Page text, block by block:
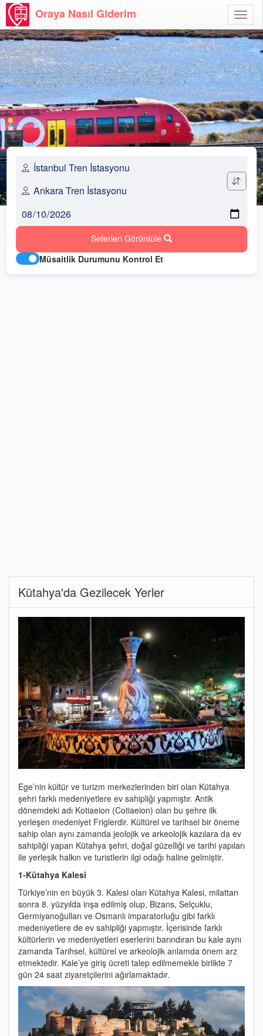
Aç
Oraya Nasıl Giderim
Seferleri Görüntüle
Müsaitlik Durumunu Kontrol Et
Kütahya'da Gezilecek Yerler
Ege’nin kültür ve turizm merkezlerinden biri olan Kütahya
şehri farklı medeniyetlere ev sahipliği yapmıştır. Antik
dönemdeki adı Kotiaeion (Cotiaeion) olan bu şehre ilk
yerleşen medeniyet Friglerdir. Kültürel ve tarihsel bir öneme
sahip olan aynı zamanda jeolojik ve arkeolojik kazılara da ev
sahipliği yapan Kütahya şehri, doğal güzelliği ve tarihi yapıları
ile yerleşik halkın ve turistlerin ilgi odağı haline gelmiştir.
1-Kütahya Kalesi
Türkiye’nin en büyük 3. Kalesi olan Kütahya Kalesi, milattan
sonra 8. yüzyılda inşa edilmiş olup, Bizans, Selçuklu,
Germiyanoğulları ve Osmanlı imparatorluğu gibi farklı
medeniyetlere de ev sahipliği yapmıştır. İçerisinde farklı
kültürlerin ve medeniyetleri eserlerini barındıran bu kale aynı
zamanda Tarihsel, kültürel ve arkeolojik anlamda önem arz
etmektedir. Kale’ye giriş ücreti talep edilmemekle birlikte 7
gün 24 saat ziyaretçilerini ağırlamaktadır.